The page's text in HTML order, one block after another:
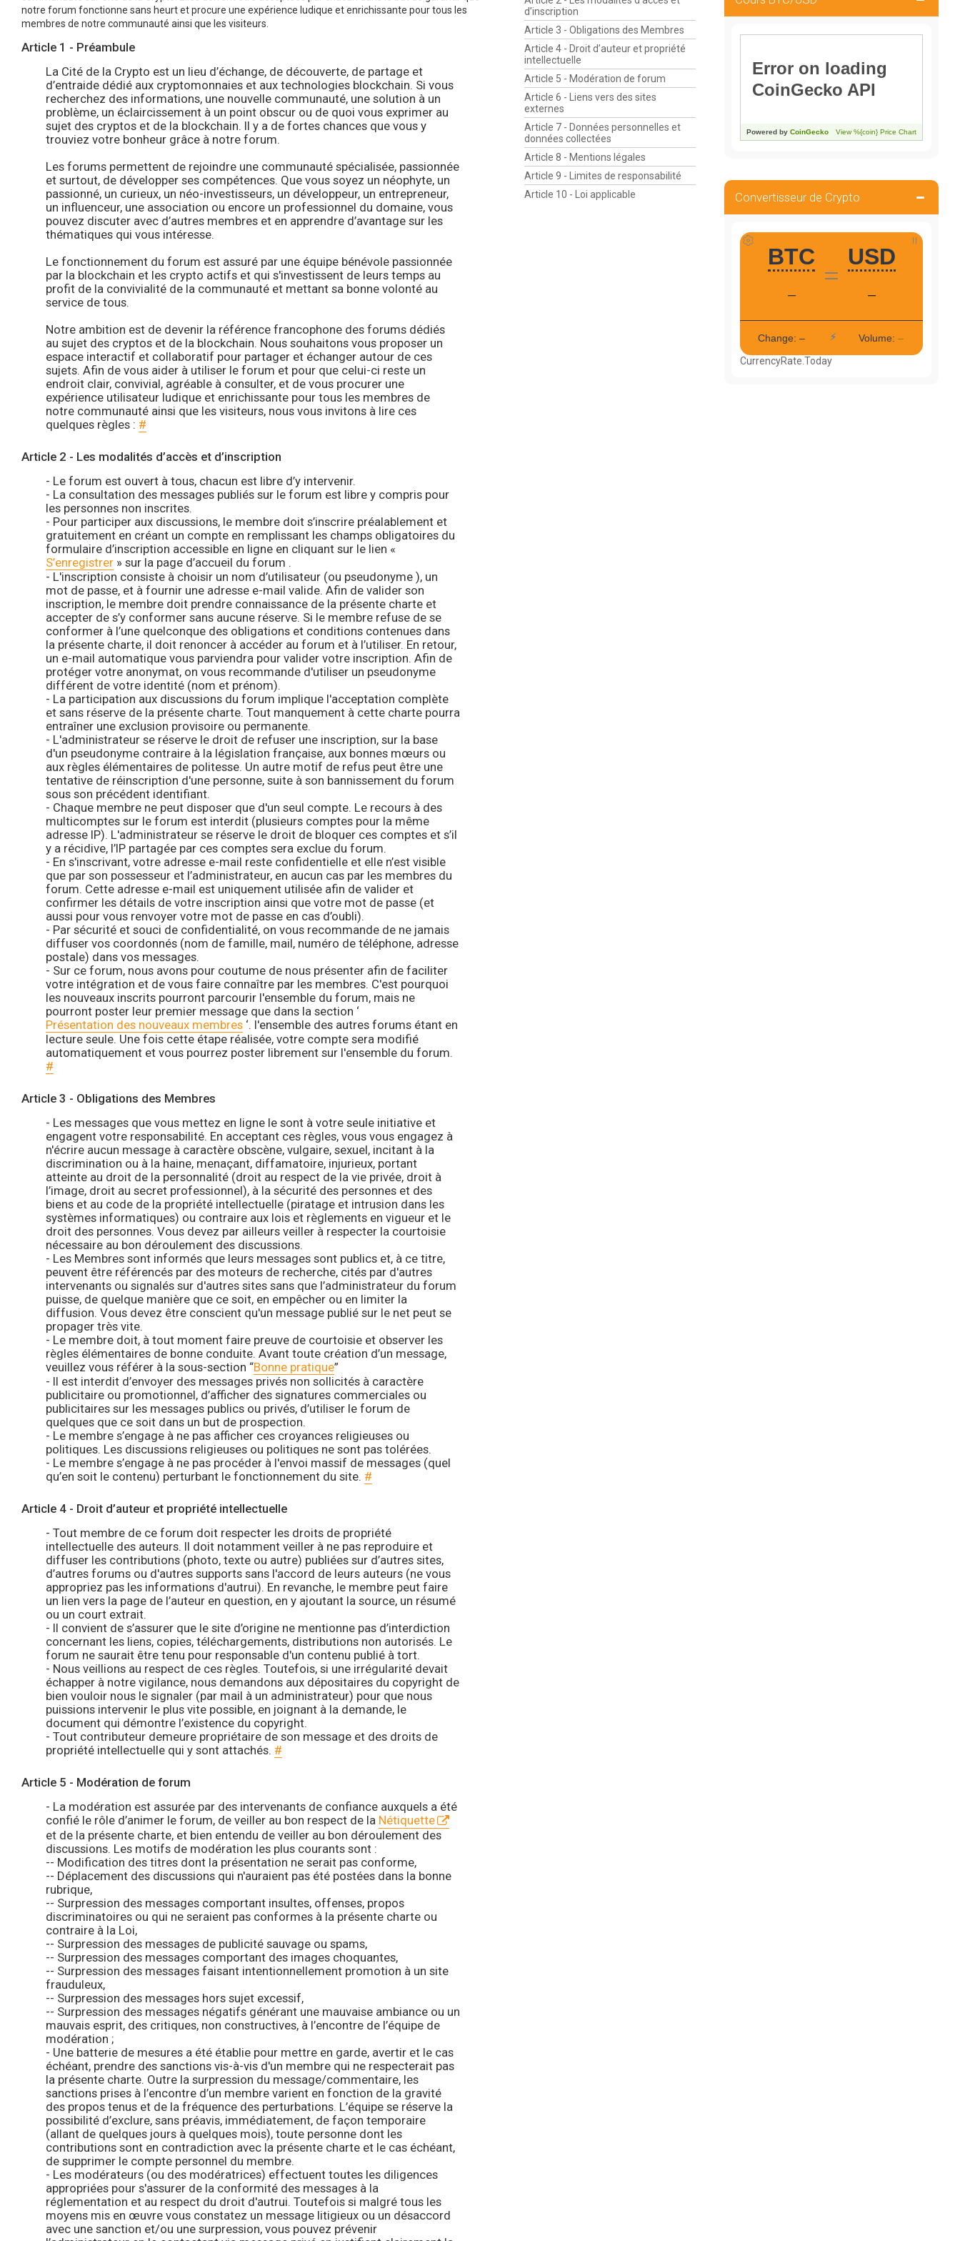
d’inscription
Article 3 - Obligations des Membres
Article 4 - Droit d’auteur et propriété
intellectuelle
Article 5 - Modération de forum
Article 6 - Liens vers des sites
externes
Article 7 - Données personnelles et
données collectées
Article 8 - Mentions légales
Article 9 - Limites de responsabilité
Article 10 - Loi applicable
notre forum fonctionne sans heurt et procure une expérience ludique et enrichissante pour tous les
membres de notre communauté ainsi que les visiteurs.
Article 1 - Préambule
La Cité de la Crypto est un lieu d’échange, de découverte, de partage et
d’entraide dédié aux cryptomonnaies et aux technologies blockchain. Si vous
recherchez des informations, une nouvelle communauté, une solution à un
problème, un éclaircissement à un point obscur ou de quoi vous exprimer au
sujet des cryptos et de la blockchain. Il y a de fortes chances que vous y
trouviez votre bonheur grâce à notre forum.
Les forums permettent de rejoindre une communauté spécialisée, passionnée
et surtout, de développer ses compétences. Que vous soyez un néophyte, un
passionné, un curieux, un néo-investisseurs, un développeur, un entrepreneur,
un influenceur, une association ou encore un professionnel du domaine, vous
pouvez discuter avec d’autres membres et en apprendre d’avantage sur les
thématiques qui vous intéresse.
Le fonctionnement du forum est assuré par une équipe bénévole passionnée
par la blockchain et les crypto actifs et qui s'investissent de leurs temps au
profit de la convivialité de la communauté et mettant sa bonne volonté au
service de tous.
Notre ambition est de devenir la référence francophone des forums dédiés
au sujet des cryptos et de la blockchain. Nous souhaitons vous proposer un
espace interactif et collaboratif pour partager et échanger autour de ces
sujets. Afin de vous aider à utiliser le forum et pour que celui-ci reste un
endroit clair, convivial, agréable à consulter, et de vous procurer une
expérience utilisateur ludique et enrichissante pour tous les membres de
notre communauté ainsi que les visiteurs, nous vous invitons à lire ces
quelques règles : #
Article 2 - Les modalités d’accès et d’inscription
- Le forum est ouvert à tous, chacun est libre d’y intervenir.
- La consultation des messages publiés sur le forum est libre y compris pour
les personnes non inscrites.
- Pour participer aux discussions, le membre doit s’inscrire préalablement et
gratuitement en créant un compte en remplissant les champs obligatoires du
formulaire d’inscription accessible en ligne en cliquant sur le lien «
S’enregistrer» sur la page d’accueil du forum .
- L'inscription consiste à choisir un nom d’utilisateur (ou pseudonyme ), un
mot de passe, et à fournir une adresse e-mail valide. Afin de valider son
inscription, le membre doit prendre connaissance de la présente charte et
accepter de s’y conformer sans aucune réserve. Si le membre refuse de se
conformer à l’une quelconque des obligations et conditions contenues dans
la présente charte, il doit renoncer à accéder au forum et à l’utiliser. En retour,
un e-mail automatique vous parviendra pour valider votre inscription. Afin de
protéger votre anonymat, on vous recommande d'utiliser un pseudonyme
différent de votre identité (nom et prénom).
- La participation aux discussions du forum implique l'acceptation complète
et sans réserve de la présente charte. Tout manquement à cette charte pourra
entraîner une exclusion provisoire ou permanente.
- L'administrateur se réserve le droit de refuser une inscription, sur la base
d'un pseudonyme contraire à la législation française, aux bonnes mœurs ou
aux règles élémentaires de politesse. Un autre motif de refus peut être une
tentative de réinscription d'une personne, suite à son bannissement du forum
sous son précédent identifiant.
- Chaque membre ne peut disposer que d'un seul compte. Le recours à des
multicomptes sur le forum est interdit (plusieurs comptes pour la même
adresse IP). L'administrateur se réserve le droit de bloquer ces comptes et s’il
y a récidive, l’IP partagée par ces comptes sera exclue du forum.
- En s'inscrivant, votre adresse e-mail reste confidentielle et elle n’est visible
que par son possesseur et l’administrateur, en aucun cas par les membres du
forum. Cette adresse e-mail est uniquement utilisée afin de valider et
confirmer les détails de votre inscription ainsi que votre mot de passe (et
aussi pour vous renvoyer votre mot de passe en cas d’oubli).
- Par sécurité et souci de confidentialité, on vous recommande de ne jamais
diffuser vos coordonnés (nom de famille, mail, numéro de téléphone, adresse
postale) dans vos messages.
- Sur ce forum, nous avons pour coutume de nous présenter afin de faciliter
votre intégration et de vous faire connaître par les membres. C'est pourquoi
les nouveaux inscrits pourront parcourir l'ensemble du forum, mais ne
pourront poster leur premier message que dans la section ‘
Présentation des nouveaux membres‘. l'ensemble des autres forums étant en
lecture seule. Une fois cette étape réalisée, votre compte sera modifié
automatiquement et vous pourrez poster librement sur l'ensemble du forum.
#
Article 3 - Obligations des Membres
- Les messages que vous mettez en ligne le sont à votre seule initiative et
engagent votre responsabilité. En acceptant ces règles, vous vous engagez à
n'écrire aucun message à caractère obscène, vulgaire, sexuel, incitant à la
discrimination ou à la haine, menaçant, diffamatoire, injurieux, portant
atteinte au droit de la personnalité (droit au respect de la vie privée, droit à
l’image, droit au secret professionnel), à la sécurité des personnes et des
biens et au code de la propriété intellectuelle (piratage et intrusion dans les
systèmes informatiques) ou contraire aux lois et règlements en vigueur et le
droit des personnes. Vous devez par ailleurs veiller à respecter la courtoisie
nécessaire au bon déroulement des discussions.
- Les Membres sont informés que leurs messages sont publics et, à ce titre,
peuvent être référencés par des moteurs de recherche, cités par d'autres
intervenants ou signalés sur d'autres sites sans que l’administrateur du forum
puisse, de quelque manière que ce soit, en empêcher ou en limiter la
diffusion. Vous devez être conscient qu'un message publié sur le net peut se
propager très vite.
- Le membre doit, à tout moment faire preuve de courtoisie et observer les
règles élémentaires de bonne conduite. Avant toute création d’un message,
veuillez vous référer à la sous-section “Bonne pratique”
- Il est interdit d’envoyer des messages privés non sollicités à caractère
publicitaire ou promotionnel, d’afficher des signatures commerciales ou
publicitaires sur les messages publics ou privés, d’utiliser le forum de
quelques que ce soit dans un but de prospection.
- Le membre s’engage à ne pas afficher ces croyances religieuses ou
politiques. Les discussions religieuses ou politiques ne sont pas tolérées.
- Le membre s’engage à ne pas procéder à l'envoi massif de messages (quel
qu’en soit le contenu) perturbant le fonctionnement du site. #
Article 4 - Droit d’auteur et propriété intellectuelle
- Tout membre de ce forum doit respecter les droits de propriété
intellectuelle des auteurs. Il doit notamment veiller à ne pas reproduire et
diffuser les contributions (photo, texte ou autre) publiées sur d’autres sites,
d’autres forums ou d'autres supports sans l'accord de leurs auteurs (ne vous
appropriez pas les informations d'autrui). En revanche, le membre peut faire
un lien vers la page de l’auteur en question, en y ajoutant la source, un résumé
ou un court extrait.
- Il convient de s’assurer que le site d’origine ne mentionne pas d’interdiction
concernant les liens, copies, téléchargements, distributions non autorisés. Le
forum ne saurait être tenu pour responsable d'un contenu publié à tort.
- Nous veillions au respect de ces règles. Toutefois, si une irrégularité devait
échapper à notre vigilance, nous demandons aux dépositaires du copyright de
bien vouloir nous le signaler (par mail à un administrateur) pour que nous
puissions intervenir le plus vite possible, en joignant à la demande, le
document qui démontre l’existence du copyright.
- Tout contributeur demeure propriétaire de son message et des droits de
propriété intellectuelle qui y sont attachés. #
Article 5 - Modération de forum
- La modération est assurée par des intervenants de confiance auxquels a été
confié le rôle d’animer le forum, de veiller au bon respect de la Nétiquette
et de la présente charte, et bien entendu de veiller au bon déroulement des
discussions. Les motifs de modération les plus courants sont :
-- Modification des titres dont la présentation ne serait pas conforme,
-- Déplacement des discussions qui n'auraient pas été postées dans la bonne
rubrique,
-- Surpression des messages comportant insultes, offenses, propos
discriminatoires ou qui ne seraient pas conformes à la présente charte ou
contraire à la Loi,
-- Surpression des messages de publicité sauvage ou spams,
-- Surpression des messages comportant des images choquantes,
-- Surpression des messages faisant intentionnellement promotion à un site
frauduleux,
-- Surpression des messages hors sujet excessif,
-- Surpression des messages négatifs générant une mauvaise ambiance ou un
mauvais esprit, des critiques, non constructives, à l’encontre de l’équipe de
modération ;
- Une batterie de mesures a été établie pour mettre en garde, avertir et le cas
échéant, prendre des sanctions vis-à-vis d'un membre qui ne respecterait pas
la présente charte. Outre la surpression du message/commentaire, les
sanctions prises à l’encontre d’un membre varient en fonction de la gravité
des propos tenus et de la fréquence des perturbations. L’équipe se réserve la
possibilité d’exclure, sans préavis, immédiatement, de façon temporaire
(allant de quelques jours à quelques mois), toute personne dont les
contributions sont en contradiction avec la présente charte et le cas échéant,
de supprimer le compte personnel du membre.
- Les modérateurs (ou des modératrices) effectuent toutes les diligences
appropriées pour s'assurer de la conformité des messages à la
réglementation et au respect du droit d'autrui. Toutefois si malgré tous les
moyens mis en œuvre vous constatez un message litigieux ou un désaccord
avec une sanction et/ou une surpression, vous pouvez prévenir
Convertisseur de Crypto
CurrencyRate.Today